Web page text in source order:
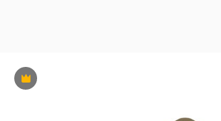
Premium